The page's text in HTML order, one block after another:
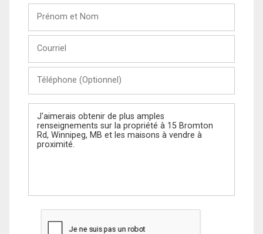
Nom
(Optionnel)
Message